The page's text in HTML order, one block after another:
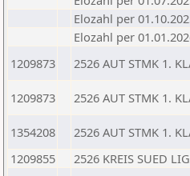
Elozahl per
Elozahl per
1209873
2526 AUT STMK 1.
1209873 2526 AUT STMK 1.
1354208 2526 AUT STMK 1.
1209855
2526 KREIS SUED